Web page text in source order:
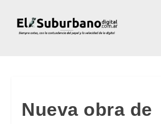
Nueva obra de